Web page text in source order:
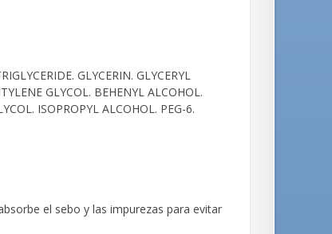
GLYCERIN. GLYCERYL
GLYCOL. BEHENYL ALCOHOL.
ISOPROPYL ALCOHOL. PEG-6.
el sebo y las impurezas para evitar